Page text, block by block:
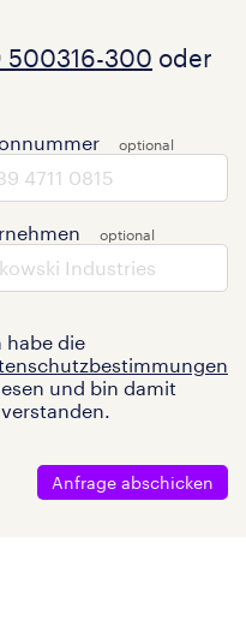
500316-300 oder
habe die
und bin damit
Anfrage abschicken